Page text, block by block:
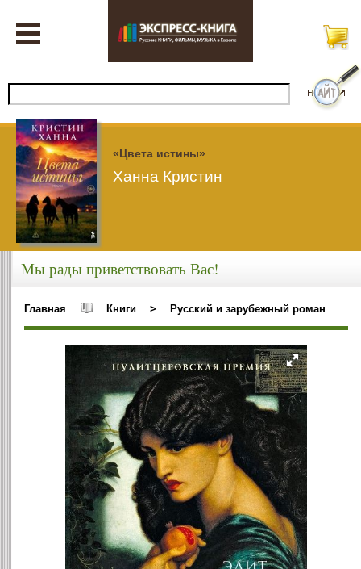
«Цвета истины»
Ханна Кристин
Мы рады приветствовать Вас!
Главная Книги > Русский и зарубежный роман